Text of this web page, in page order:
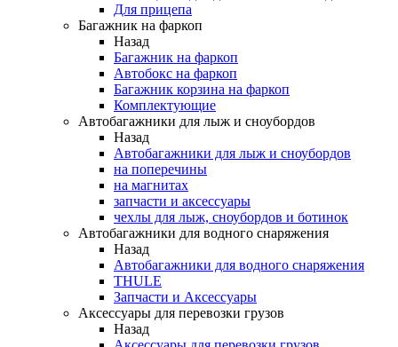
Для прицепа
Багажник на фаркоп
Назад
Багажник на фаркоп
Автобокс на фаркоп
Багажник корзина на фаркоп
Комплектующие
Автобагажники для лыж и сноубордов
Назад
Автобагажники для лыж и сноубордов
на поперечины
на магнитах
запчасти и аксессуары
чехлы для лыж, сноубордов и ботинок
Автобагажники для водного снаряжения
Назад
Автобагажники для водного снаряжения
THULE
Запчасти и Аксессуары
Аксессуары для перевозки грузов
Назад